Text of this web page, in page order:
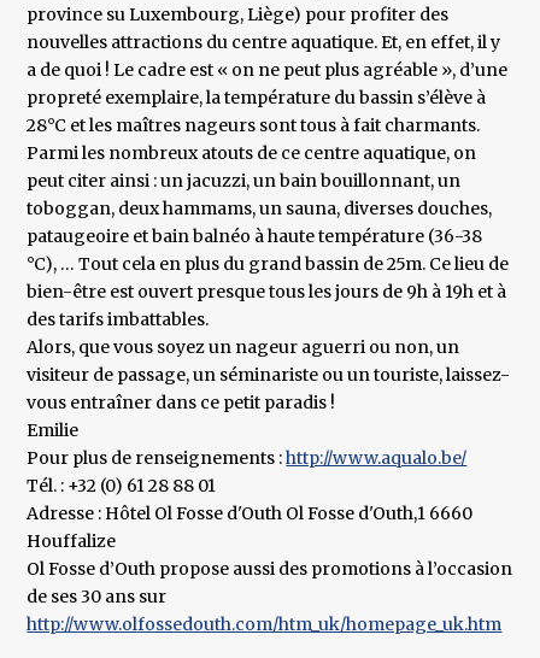
province su Luxembourg, Liège) pour profiter des
nouvelles attractions du centre aquatique. Et, en effet, il y
a de quoi ! Le cadre est « on ne peut plus agréable », d’une
propreté exemplaire, la température du bassin s’élève à
28°C et les maîtres nageurs sont tous à fait charmants.
Parmi les nombreux atouts de ce centre aquatique, on
peut citer ainsi : un jacuzzi, un bain bouillonnant, un
toboggan, deux hammams, un sauna, diverses douches,
pataugeoire et bain balnéo à haute température (36-38
°C), … Tout cela en plus du grand bassin de 25m. Ce lieu de
bien-être est ouvert presque tous les jours de 9h à 19h et à
des tarifs imbattables.
Alors, que vous soyez un nageur aguerri ou non, un
visiteur de passage, un séminariste ou un touriste, laissez-
vous entraîner dans ce petit paradis !
Emilie
Pour plus de renseignements :http://www.aqualo.be/
Tél. : +32 (0) 61 28 88 01
Adresse : Hôtel Ol Fosse d'Outh Ol Fosse d'Outh,1 6660
Houffalize
Ol Fosse d’Outh propose aussi des promotions à l’occasion
de ses 30 ans sur
http://www.olfossedouth.com/htm_uk/homepage_uk.htm